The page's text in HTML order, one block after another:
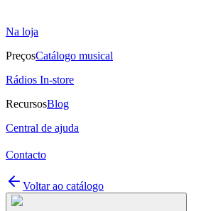
Na loja
PreçosCatálogo musical
Rádios In-store
RecursosBlog
Central de ajuda
Contacto
Voltar ao catálogo